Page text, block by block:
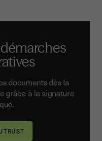
documents dès la
grâce à la signature